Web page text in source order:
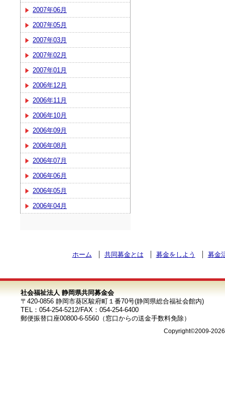
2007年06月
2007年05月
2007年03月
2007年02月
2007年01月
2006年12月
2006年11月
2006年10月
2006年09月
2006年08月
2006年07月
2006年06月
2006年05月
2006年04月
ホーム 共同募金とは 募金をしよう 募金
社会福祉法人 静岡県共同募金会
〒420-0856 静岡市葵区駿府町１番70号(静岡県総合福祉会館内)
TEL：054-254-5212/FAX：054-254-6400
郵便振替口座00800-6-5560（窓口からの送金手数料免除）
Copyright©2009-